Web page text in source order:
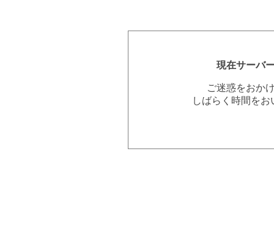
現在サーバ
ご迷惑をおか
しばらく時間を